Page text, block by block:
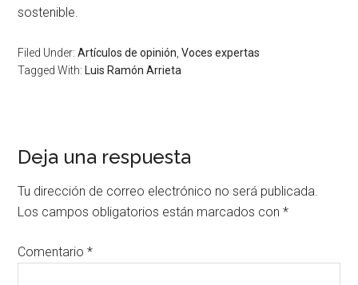
sostenible.
Filed Under:Artículos de opinión ,Voces expertas
Tagged With: Luis Ramón Arrieta
Deja una respuesta
Tu dirección de correo electrónico no será publicada.
Los campos obligatorios están marcados con*
Comentario*